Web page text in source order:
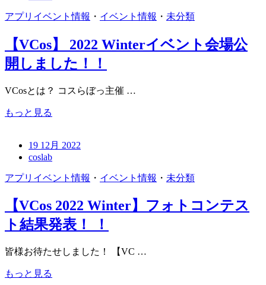
アプリイベント情報 ・ イベント情報 ・ 未分類
【VCos】 2022 Winterイベント会場公
開しました！！
VCosとは？ コスらぼっ主催 …
もっと見る
19 12月 2022
coslab
アプリイベント情報 ・ イベント情報 ・ 未分類
【VCos 2022 Winter】フォトコンテス
ト結果発表！ ！
皆様お待たせしました！ 【VC …
もっと見る